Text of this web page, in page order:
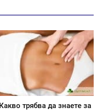
Какво трябва да знаете за